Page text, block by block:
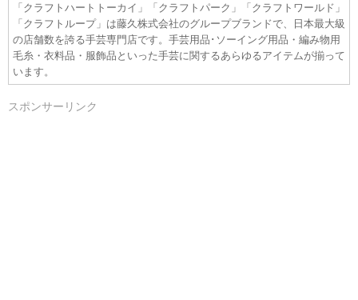
「クラフトハートトーカイ」「クラフトパーク」「クラフトワールド」
「クラフトループ」は藤久株式会社のグループブランドで、日本最大級
の店舗数を誇る手芸専門店です。手芸用品･ソーイング用品・編み物用
毛糸・衣料品・服飾品といった手芸に関するあらゆるアイテムが揃って
います。
スポンサーリンク